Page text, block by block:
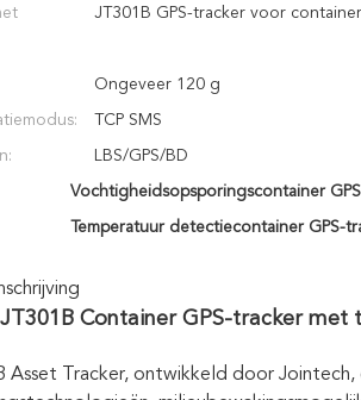
JT301B GPS-tracker voor
Ongeveer 120 g
TCP SMS
LBS/GPS/BD
Vochtigheidsopsporingscontainer
Temperatuur detectiecontainer GPS-
Container GPS-tracker
Asset Tracker, ontwikkeld door